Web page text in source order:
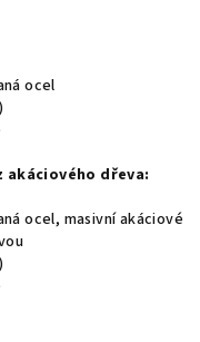
ocel
akáciového dřeva:
ocel, masivní akáciové